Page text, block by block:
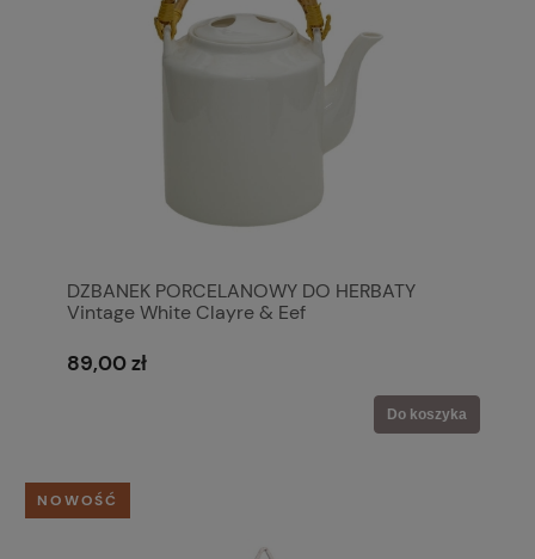
DZBANEK PORCELANOWY DO HERBATY
Vintage White Clayre & Eef
89,00 zł
Do koszyka
NOWOŚĆ